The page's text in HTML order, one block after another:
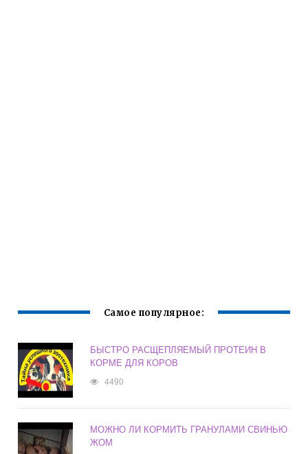
Самое популярное:
БЫСТРО РАСЩЕПЛЯЕМЫЙ ПРОТЕИН В
КОРМЕ ДЛЯ КОРОВ
4490
МОЖНО ЛИ КОРМИТЬ ГРАНУЛАМИ СВИНЬЮ
ЖОМ